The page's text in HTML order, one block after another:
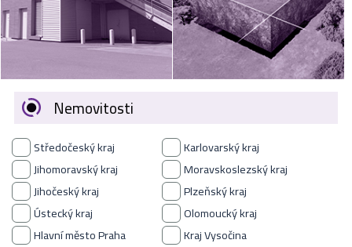
NÁŠ ČASOPIS
KONTAKT
O NÁS
Nemovitosti
Středočeský kraj
Karlovarský kraj
Jihomoravský kraj
Moravskoslezský kraj
Jihočeský kraj
Plzeňský kraj
Ústecký kraj
Olomoucký kraj
Hlavní město Praha
Kraj Vysočina